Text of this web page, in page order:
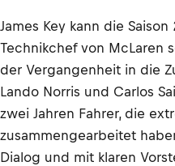
James Key kann die
Technikchef von McLaren
der Vergangenheit in die
Lando Norris und Carlos
zwei Jahren Fahrer, die
zusammengearbeitet
Dialog und mit klaren